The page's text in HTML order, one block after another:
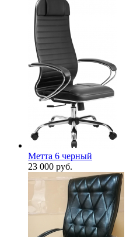
Метта 6 черный
23 000 руб.